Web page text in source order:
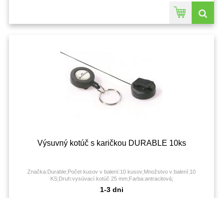
Výsuvný kotúč s karičkou DURABLE 10ks
Značka:Durable;Počet kusov v balení:10 kusov;Množstvo v balení:10
KS;Druh:vysúvací kotúč 25 mm;Farba:antracitová;
1-3 dni